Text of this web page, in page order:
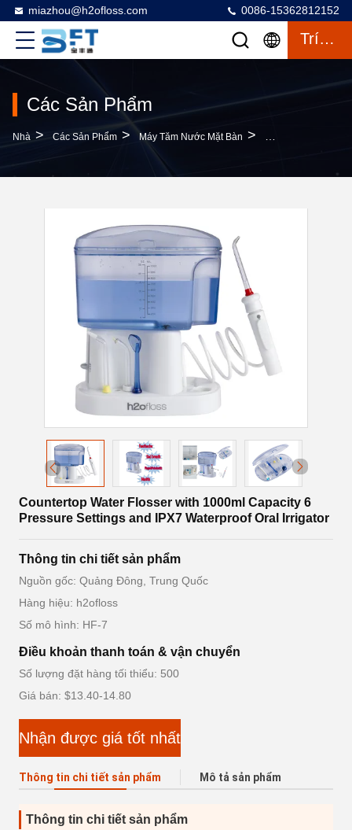
miazhou@h2ofloss.com 0086-15362812152
Trích Dẫn
Các Sản Phẩm
Nhà > Các Sản Phẩm > Máy Tăm Nước Mặt Bàn > Countertop Water
Countertop Water Flosser with 1000ml Capacity 6
Pressure Settings and IPX7 Waterproof Oral Irrigator
Thông tin chi tiết sản phẩm
Nguồn gốc: Quảng Đông, Trung Quốc
Hàng hiệu: h2ofloss
Số mô hình: HF-7
Điều khoản thanh toán & vận chuyển
Số lượng đặt hàng tối thiểu: 500
Giá bán: $13.40-14.80
Nhận được giá tốt nhất
Thông tin chi tiết sản phẩm Mô tả sản phẩm
Thông tin chi tiết sản phẩm